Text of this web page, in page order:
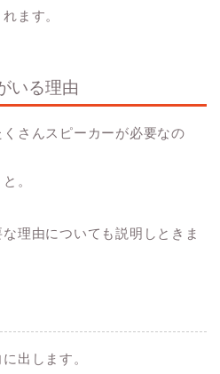
ます。
いる理由
さんスピーカーが必要なの
。
理由についても説明しときま
出します。